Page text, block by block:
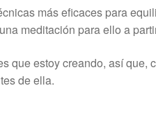
más eficaces para
meditación para ello a
que estoy creando, así que,
de ella.